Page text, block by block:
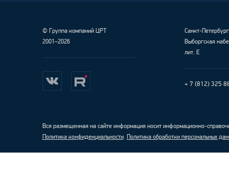
© Группа компаний ЦРТ
2001–2026
Санкт-Петербург
Выборгская
лит. Е
+ 7 (812) 325
Вся размещенная на сайте информация носит информационно-
Политика конфиденциальности. Политика обработки персональных